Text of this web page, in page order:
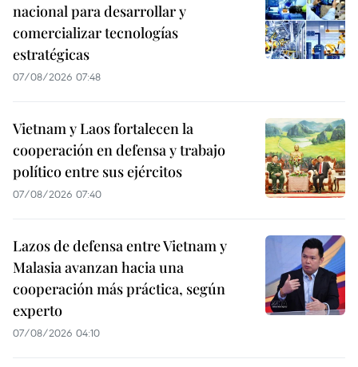
nacional para desarrollar y
comercializar tecnologías
estratégicas
07/08/2026 07:48
Vietnam y Laos fortalecen la
cooperación en defensa y trabajo
político entre sus ejércitos
07/08/2026 07:40
Lazos de defensa entre Vietnam y
Malasia avanzan hacia una
cooperación más práctica, según
experto
07/08/2026 04:10